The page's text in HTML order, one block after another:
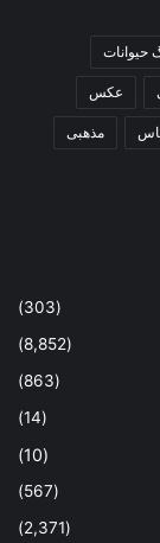
حیوانات
عکس
مذهبی
(303)
(8,852)
(863)
(14)
(10)
(567)
(2,371)